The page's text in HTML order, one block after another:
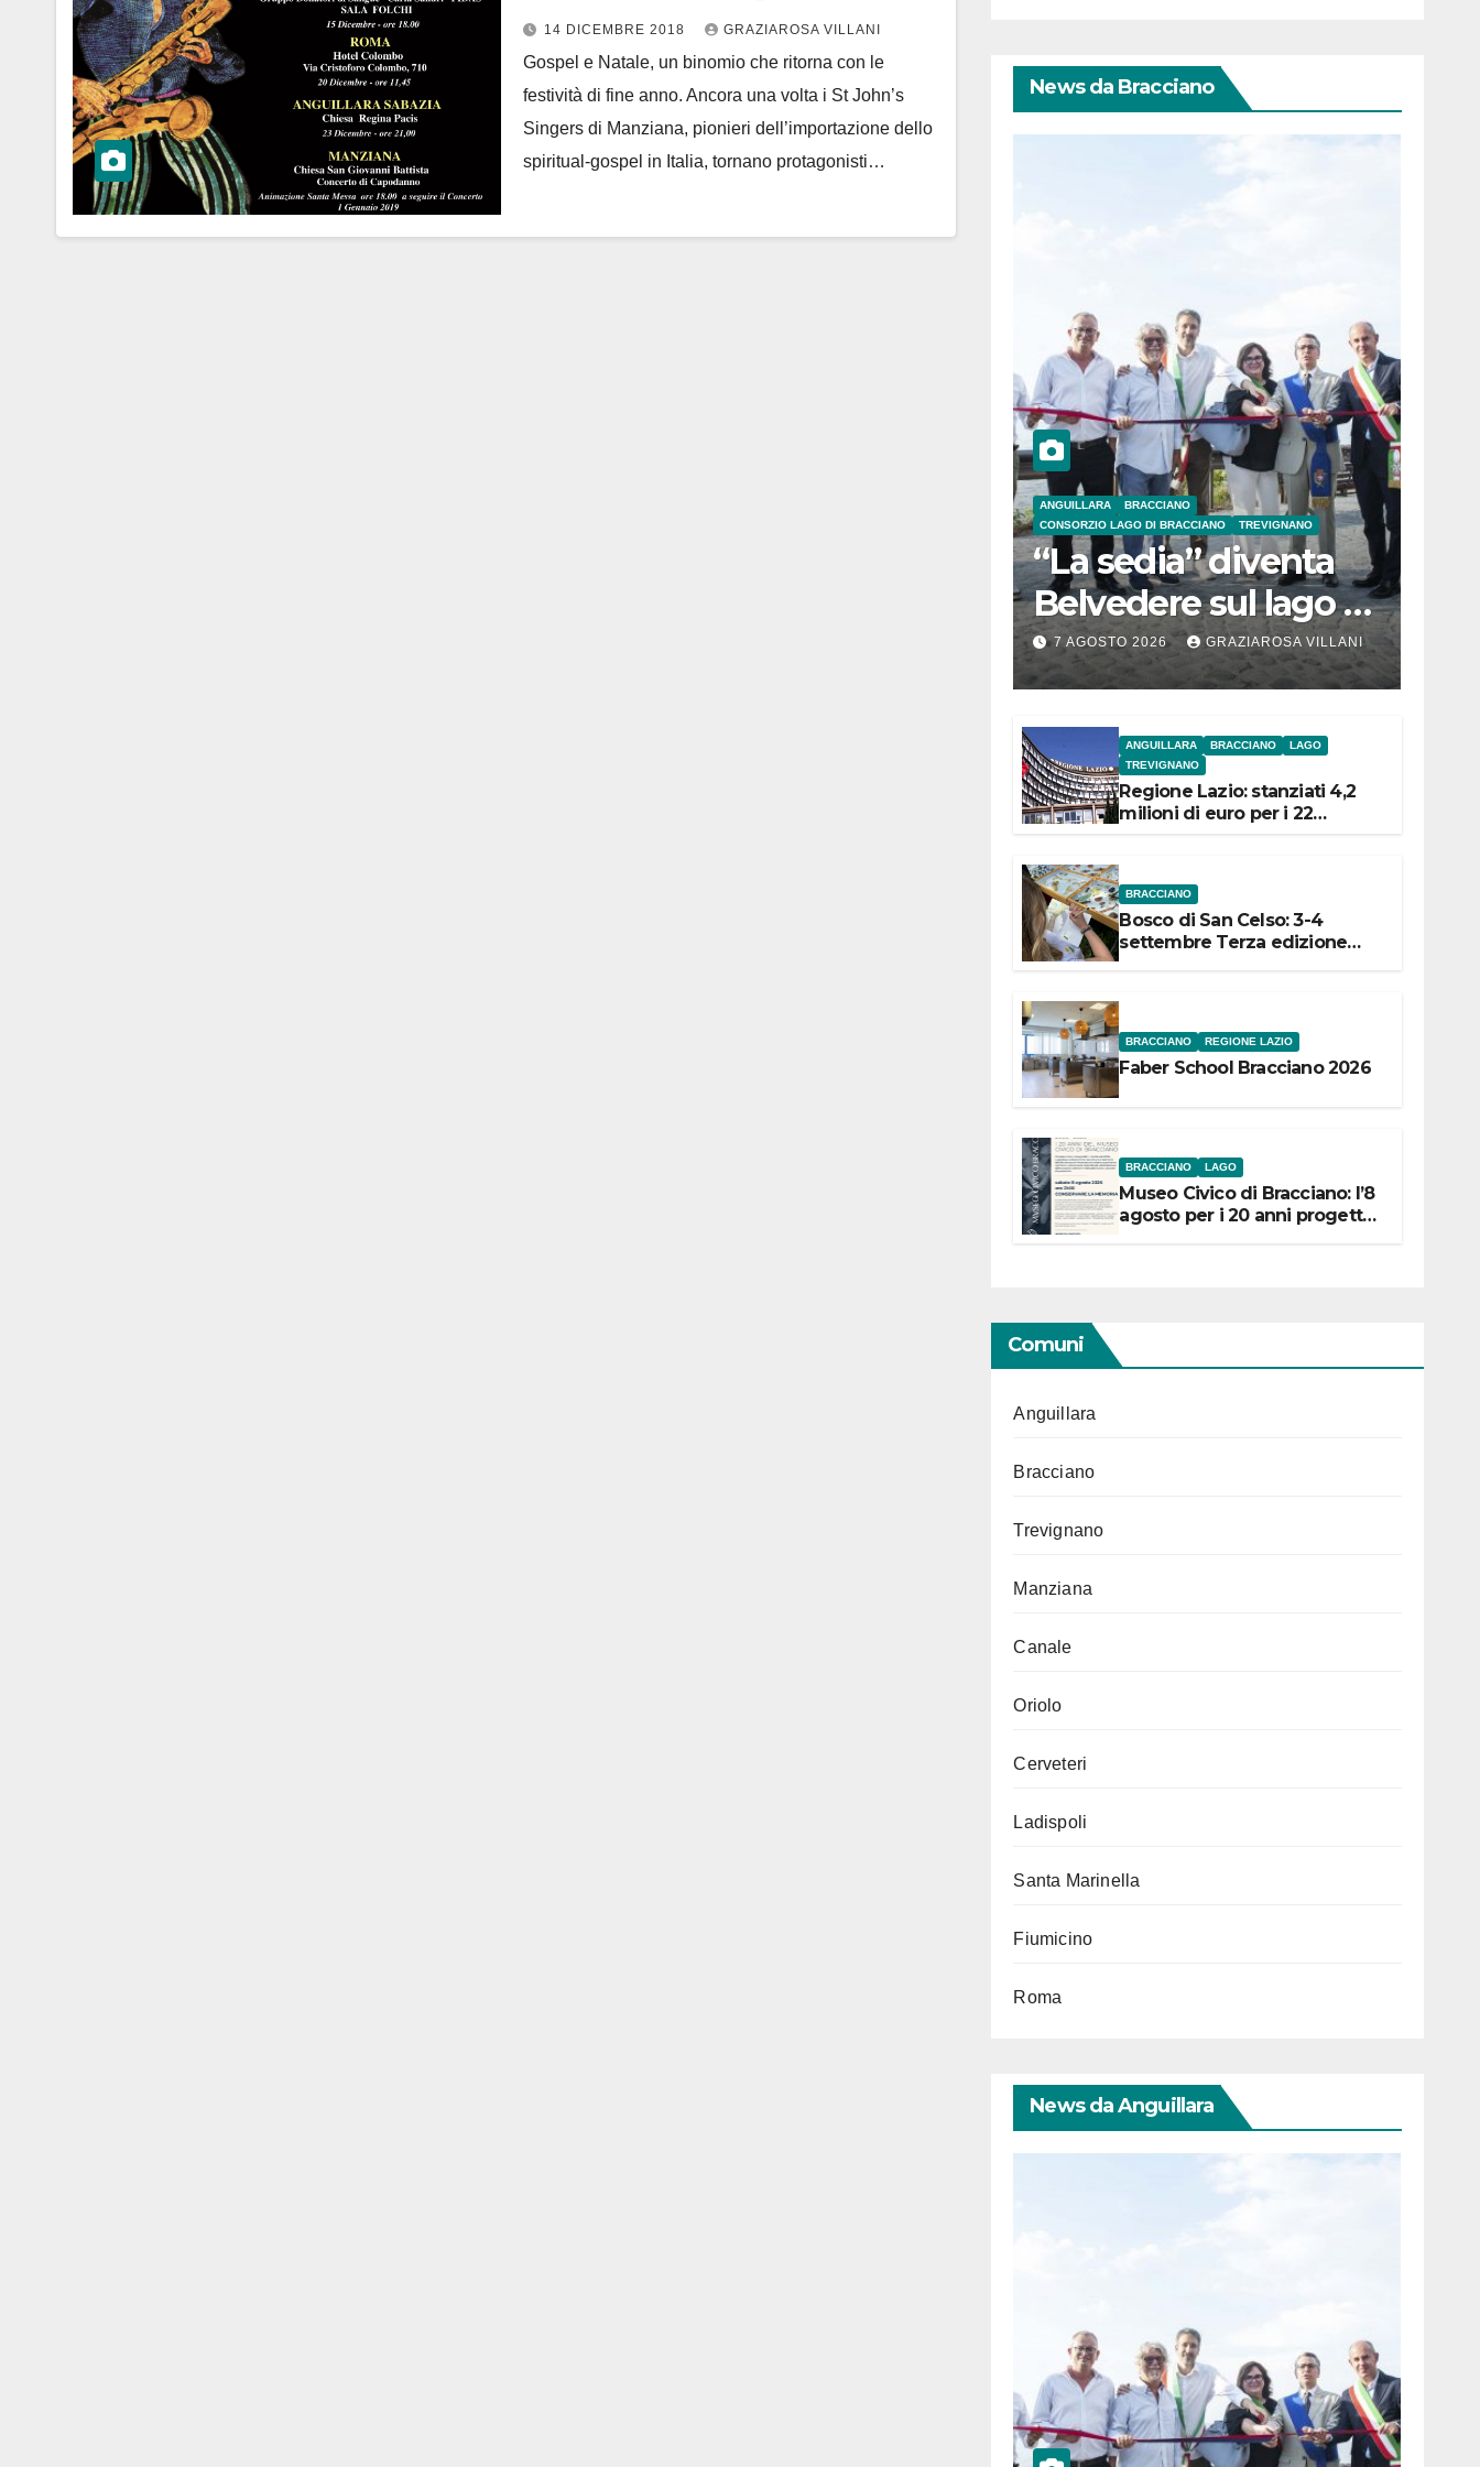
stagione da cinque concerti
spiritual-gospel
14 DICEMBRE 2018 GRAZIAROSA VILLANI
Gospel e Natale, un binomio che ritorna con le
festività di fine anno. Ancora una volta i St John’s
Singers di Manziana, pionieri dell’importazione dello
spiritual-gospel in Italia, tornano protagonisti…
News da Bracciano
ANGUILLARA
BRACCIANO
CONSORZIO LAGO DI BRACCIANO
TREVIGNANO
“La sedia” diventa
Belvedere sul lago di
Bracciano: ieri
l’inaugurazione
7 AGOSTO 2026 GRAZIAROSA VILLANI
ANGUILLARA BRACCIANO
LAGO
TREVIGNANO
Regione Lazio: stanziati 4,2
milioni di euro per i 22
BRACCIANO
Bosco di San Celso: 3-4
settembre Terza edizione
BRACCIANO REGIONE LAZIO
Faber School Bracciano 2026
BRACCIANO LAGO
Museo Civico di Bracciano: l’8
agosto per i 20 anni progetto
Comuni
Anguillara
Bracciano
Trevignano
Manziana
Canale
Oriolo
Cerveteri
Ladispoli
Santa Marinella
Fiumicino
Roma
News da Anguillara